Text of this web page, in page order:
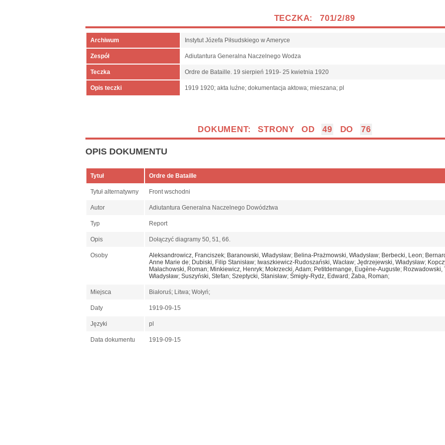
TECZKA: 701/2/89
Archiwum Instytut Józefa Piłsudskiego w Ameryce
Zespół Adiutantura Generalna Naczelnego Wodza
Teczka Ordre de Bataille. 19 sierpień 1919- 25 kwietnia 1920
Opis teczki 1919 1920; akta luźne; dokumentacja aktowa; mieszana; pl
DOKUMENT: STRONY OD 49 DO 76
OPIS DOKUMENTU
Tytuł Ordre de Bataille
Tytuł alternatywny Front wschodni
Autor Adiutantura Generalna Naczelnego Dowództwa
Typ Report
Opis Dołączyć diagramy 50, 51, 66.
Osoby Aleksandrowicz, Franciszek; Baranowski, Władysław; Belina-Prażmowski, Władysław; Berbecki, Leon;
Anne Marie de; Dubiski, Filip Stanisław; Iwaszkiewicz-Rudoszański, Wacław; Jędrzejewski, Władysław;
Małachowski, Roman; Minkiewicz, Henryk; Mokrzecki, Adam; Petitdemange, Eugène-Auguste; Rozwadowski,
Władysław; Suszyński, Stefan; Szeptycki, Stanisław; Śmigły-Rydz, Edward ; Żaba, Roman;
Miejsca Białoruś; Litwa; Wołyń;
Daty 1919-09-15
Języki pl
Data dokumentu 1919-09-15